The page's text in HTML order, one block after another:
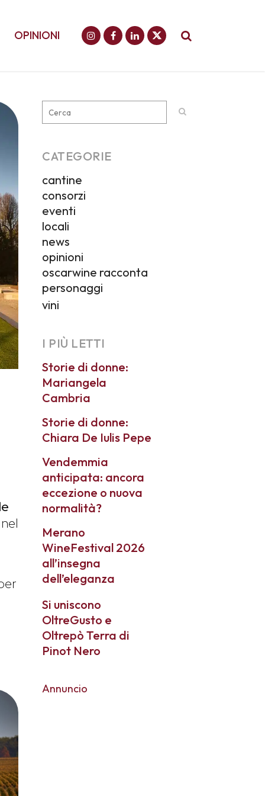
OPINIONI
CATEGORIE
cantine
consorzi
eventi
locali
news
opinioni
oscarwine racconta
personaggi
vini
I PIÙ LETTI
Storie di donne:
Mariangela
Cambria
Storie di donne:
Chiara De Iulis Pepe
Vendemmia
anticipata: ancora
eccezione o nuova
normalità?
Merano
WineFestival 2026
all’insegna
dell’eleganza
Si uniscono
OltreGusto e
Oltrepò Terra di
Pinot Nero
Annuncio